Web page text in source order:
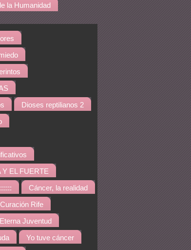
la Humanidad
Dioses reptilianos 2
Y EL FUERTE
Cáncer, la realidad
Curación Rife
Juventud
Yo tuve cáncer